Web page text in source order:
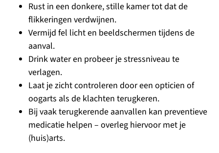
Rust in een donkere, stille kamer tot dat de
flikkeringen verdwijnen.
Vermijd fel licht en beeldschermen tijdens de
aanval.
Drink water en probeer je stressniveau te
verlagen.
Laat je zicht controleren door een opticien of
oogarts als de klachten terugkeren.
Bij vaak terugkerende aanvallen kan preventieve
medicatie helpen – overleg hiervoor met je
(huis)arts.